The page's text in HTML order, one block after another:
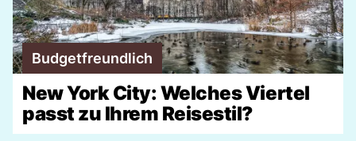
Budgetfreundlich
New York City: Welches Viertel
passt zu Ihrem Reisestil?